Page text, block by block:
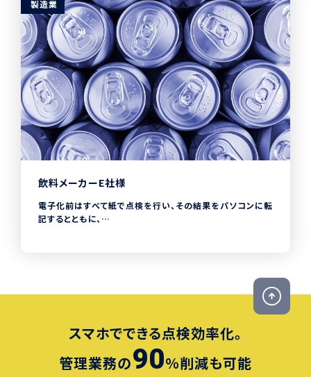
300分から240分程度に削減でき、操業日報は転記作業が不
要となり誤記や漏れもなくなり信頼性が向上しました。
またセンサーデータを端末画面で確認できるようになり複合
的な情報をもとに工場設備の状態を判断できるようになりま
した。
製造業
飲料メーカーE社様
電子化前はすべて紙で点検を行い、その結果をパソコンに転
記するとともに、
現場作業員の生産性が向上し、今まで以上の 品質管理 が可
能となりました。
スマホでできる点検効率化。
管理業務の90％削減も可能